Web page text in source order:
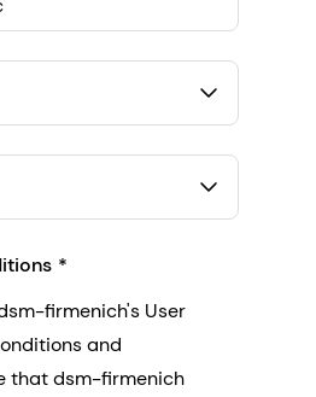
San Francisco, California, US
firmenich's User
and
that dsm-firmenich